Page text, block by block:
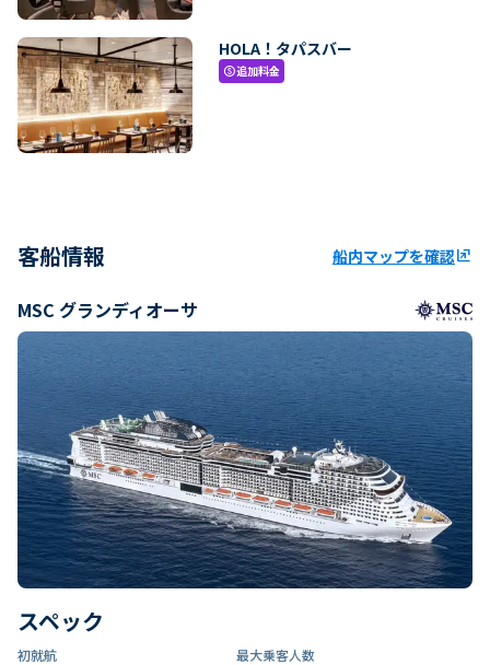
HOLA！タパスバー
paid追加料金
客船情報 船内マップを確認ungroup
MSC グランディオーサ
スペック
初就航 最大乗客人数